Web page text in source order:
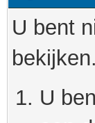
U bent
U